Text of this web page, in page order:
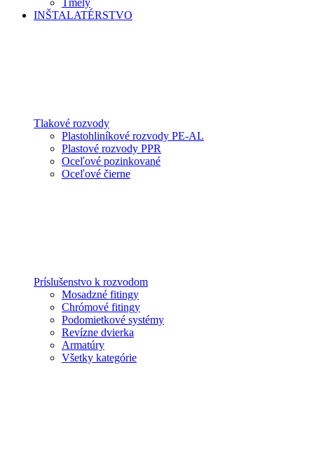
Tmely
INŠTALATÉRSTVO
Tlakové rozvody
Plastohliníkové rozvody PE-AL
Plastové rozvody PPR
Oceľové pozinkované
Oceľové čierne
Príslušenstvo k rozvodom
Mosadzné fitingy
Chrómové fitingy
Podomietkové systémy
Revízne dvierka
Armatúry
Všetky kategórie